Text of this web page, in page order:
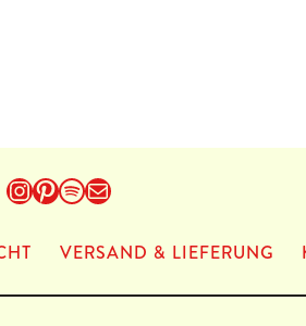
Instagram
Pinterest
Spotify
E-Mail
VERSAND & LIEFERUNG